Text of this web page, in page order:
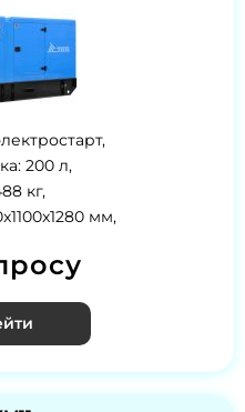
200 л,
кг,
мм,